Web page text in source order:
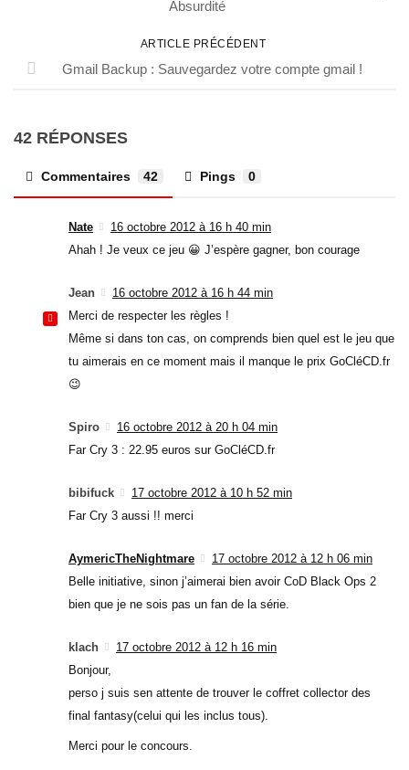
Absurdité
ARTICLE PRÉCÉDENT
Gmail Backup : Sauvegardez votre compte gmail !
42 RÉPONSES
Commentaires 42 Pings 0
Nate
16 octobre 2012 à 16 h 40 min
Ahah ! Je veux ce jeu 😀 J’espère gagner, bon courage
Jean
16 octobre 2012 à 16 h 44 min
Merci de respecter les règles !
Même si dans ton cas, on comprends bien quel est le jeu que
tu aimerais en ce moment mais il manque le prix GoCléCD.fr
😉
Spiro
16 octobre 2012 à 20 h 04 min
Far Cry 3 : 22.95 euros sur GoCléCD.fr
bibifuck
17 octobre 2012 à 10 h 52 min
Far Cry 3 aussi !! merci
AymericTheNightmare
17 octobre 2012 à 12 h 06 min
Belle initiative, sinon j’aimerai bien avoir CoD Black Ops 2
bien que je ne sois pas un fan de la série.
klach
17 octobre 2012 à 12 h 16 min
Bonjour,
perso j suis sen attente de trouver le coffret collector des
final fantasy(celui qui les inclus tous).
Merci pour le concours.